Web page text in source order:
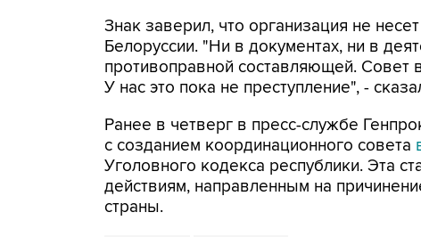
Знак заверил, что организация не
Белоруссии. "Ни в документах, ни в
противоправной составляющей.
У нас это пока не преступление", -
Ранее в четверг в пресс-службе
с созданием координационного совета
Уголовного кодекса республики. Эта
действиям, направленным на
страны.